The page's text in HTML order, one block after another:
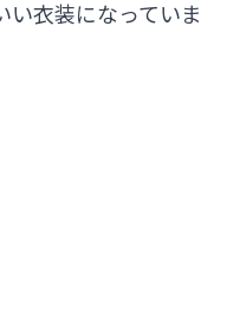
い衣装になっていま